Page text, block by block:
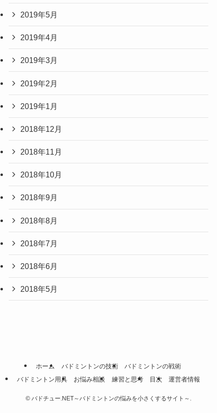
2019年5月
2019年4月
2019年3月
2019年2月
2019年1月
2018年12月
2018年11月
2018年10月
2018年9月
2018年8月
2018年7月
2018年6月
2018年5月
ホーム バドミントンの技術
バドミントンの戦術
バドミントン用具
お悩み相談 練習と思考 目次 運営者情報
© バドチュー.NET～バドミントンの悩みを小さくするサイト～.